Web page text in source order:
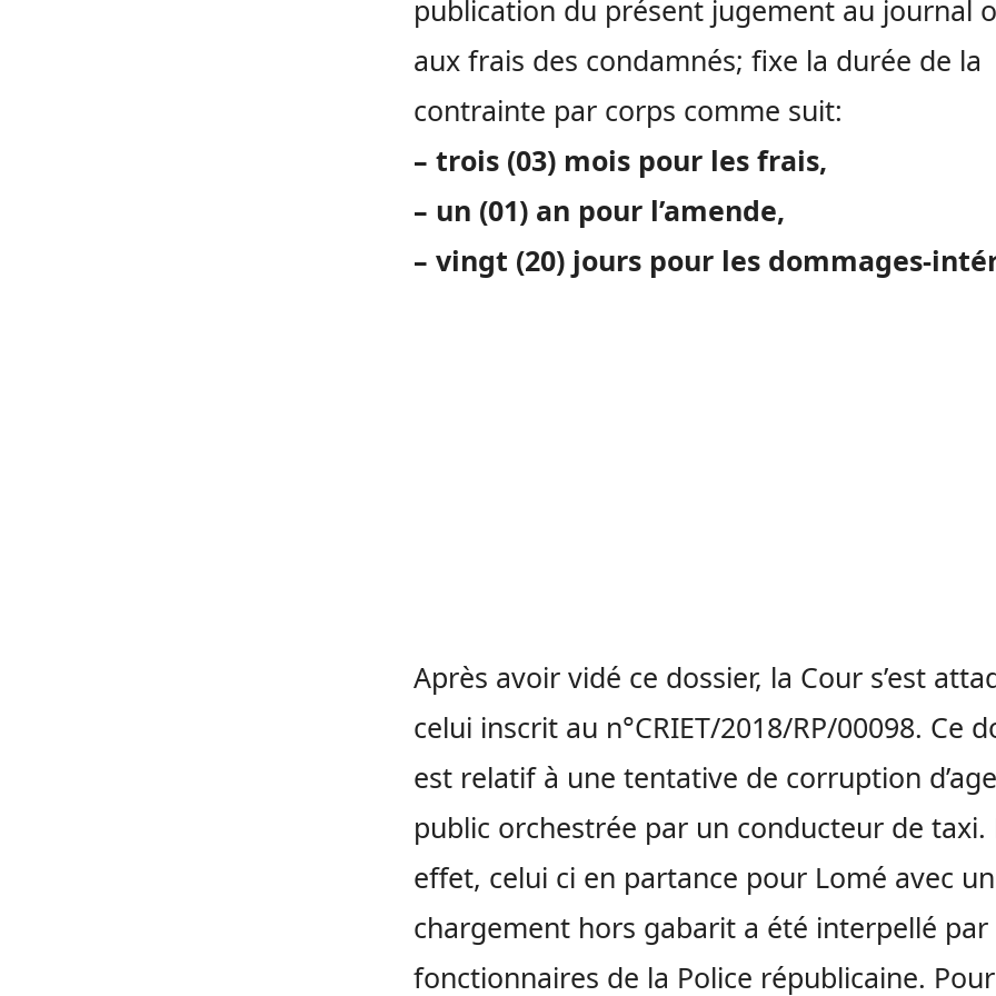
publication du présent jugement au journal
aux frais des condamnés; fixe la durée de la
contrainte par corps comme suit:
– trois (03) mois pour les frais,
– un (01) an pour l’amende,
– vingt (20) jours pour les dommages-
Après avoir vidé ce dossier, la Cour s’est
celui inscrit au n°CRIET/2018/RP/00098. Ce
est relatif à une tentative de corruption
public orchestrée par un conducteur de taxi.
effet, celui ci en partance pour Lomé avec un
chargement hors gabarit a été interpellé par
fonctionnaires de la Police républicaine.